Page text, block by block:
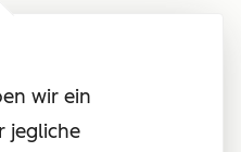
wir ein
jegliche